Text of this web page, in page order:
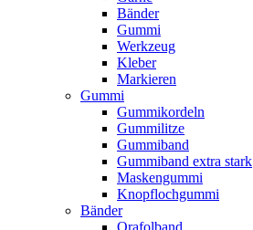
Bänder
Gummi
Werkzeug
Kleber
Markieren
Gummi
Gummikordeln
Gummilitze
Gummiband
Gummiband extra stark
Maskengummi
Knopflochgummi
Bänder
Orafolband